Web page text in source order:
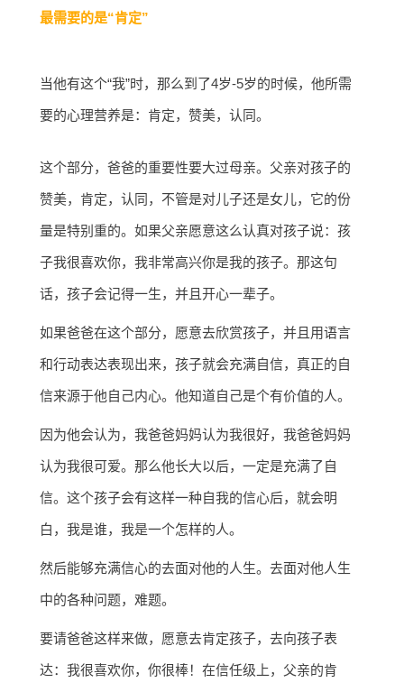
最需要的是“肯定”
当他有这个“我”时，那么到了4岁-5岁的时候，他所需
要的心理营养是：肯定，赞美，认同。
这个部分，爸爸的重要性要大过母亲。父亲对孩子的
赞美，肯定，认同，不管是对儿子还是女儿，它的份
量是特别重的。如果父亲愿意这么认真对孩子说：孩
子我很喜欢你，我非常高兴你是我的孩子。那这句
话，孩子会记得一生，并且开心一辈子。
如果爸爸在这个部分，愿意去欣赏孩子，并且用语言
和行动表达表现出来，孩子就会充满自信，真正的自
信来源于他自己内心。他知道自己是个有价值的人。
因为他会认为，我爸爸妈妈认为我很好，我爸爸妈妈
认为我很可爱。那么他长大以后，一定是充满了自
信。这个孩子会有这样一种自我的信心后，就会明
白，我是谁，我是一个怎样的人。
然后能够充满信心的去面对他的人生。去面对他人生
中的各种问题，难题。
要请爸爸这样来做，愿意去肯定孩子，去向孩子表
达：我很喜欢你，你很棒！在信任级上，父亲的肯